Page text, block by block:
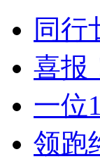
同行
喜报
一位
领跑